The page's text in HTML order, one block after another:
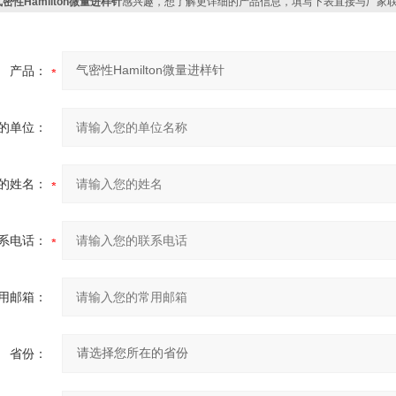
产品：
单位：
姓名：
电话：
邮箱：
省份：